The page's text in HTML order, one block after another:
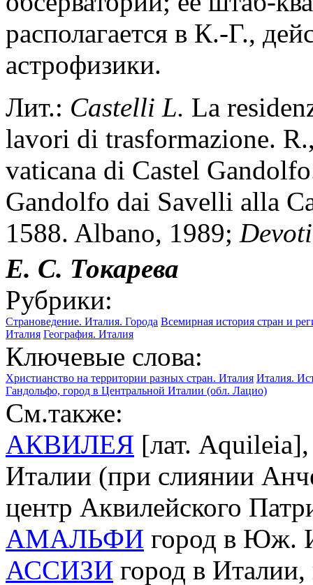
располагается в К.-Г.,
астрофизики.
Лит.: Castelli L. La
lavori di trasformazione.
vaticana di Castel
Gandolfo dai Savelli alla
1588. Albano, 1989;
Е. С. Токарева
Рубрики:
Страноведение. Италия. Города Всемирная история стран и
Италия География. Италия
Ключевые слова:
Христианство на территории разных стран. Италия Италия.
Гандольфо, город в Центральной Италии (обл. Лацио)
См.также:
АКВИЛЕЯ [лат.
Италии (при слиянии
центр Аквилейского
АМАЛЬФИ город в Юж.
АССИЗИ город в Италии,